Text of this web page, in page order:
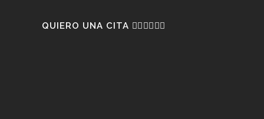
QUIERO UNA CITA 👇🏼👇🏼👇🏼